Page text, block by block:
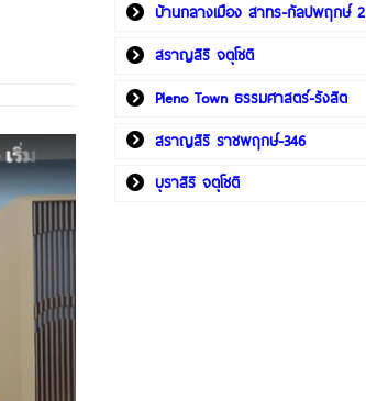
บ้านกลางเมือง สาทร-กัลปพฤกษ์ 2
สราญสิริ จตุโชติ
Pleno Town ธรรมศาสตร์-รังสิต
สราญสิริ ราชพฤกษ์-346
บุราสิริ จตุโชติ